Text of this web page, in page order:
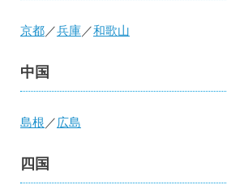
京都／兵庫／和歌山
中国
島根 ／広島
四国